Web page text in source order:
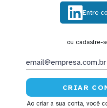
Entre
ou cadastre-
Ao criar a sua conta, você